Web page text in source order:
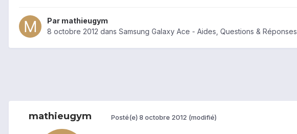
Par mathieugym
8 octobre 2012 dans Samsung Galaxy Ace - Aides, Questions & Réponses
mathieugym Posté(e) 8 octobre 2012 (modifié)